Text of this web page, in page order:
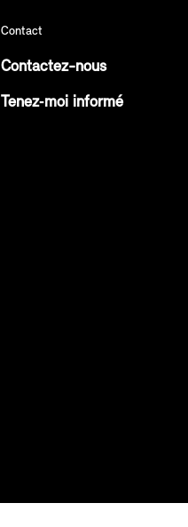
Contact
Contactez-nous
Tenez‑moi informé